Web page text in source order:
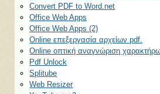
Convert PDF to Word.net
Office Web Apps
Office Web Apps (2)
Online επεξεργασία αρχείων pdf.
Online οπτική αναγνώριση
Pdf Unlock
Splitube
Web Resizer